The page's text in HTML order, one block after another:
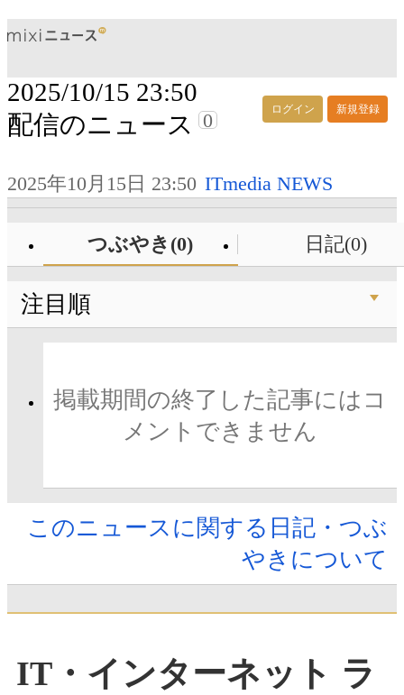
ログイン 新規登録
2025/10/15 23:50
配信のニュース
0
2025年10月15日 23:50 ITmedia NEWS
つぶやき(0) 日記(0)
注目順
掲載期間の終了した記事にはコ
メントできません
このニュースに関する日記・つぶ
やきについて
IT・インターネット ラ